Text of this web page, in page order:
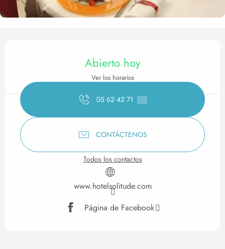
Horarios y datos de
Abierto hoy
Ver los horarios
05 62 42 71 ▒▒
CONTÁCTENOS
Todos los contactos
www.hotelsolitude.com
Página de Facebook